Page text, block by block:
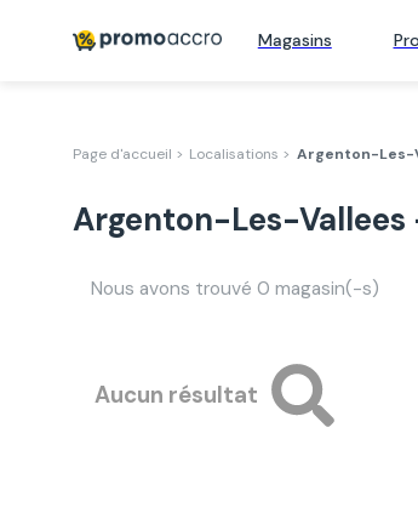
Magasins
Page d'accueil > Localisations > Argenton-Les-
Argenton-Les-Vallees
Nous avons trouvé 0 magasin(-s)
Aucun résultat